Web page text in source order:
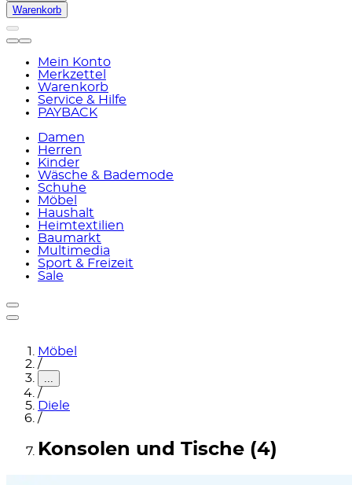
Warenkorb
Mein Konto
Merkzettel
Warenkorb
Service & Hilfe
PAYBACK
Damen
Herren
Kinder
Wäsche & Bademode
Schuhe
Möbel
Haushalt
Heimtextilien
Baumarkt
Multimedia
Sport & Freizeit
Sale
Möbel
/
...
/
Diele
/
Konsolen und Tische (4)